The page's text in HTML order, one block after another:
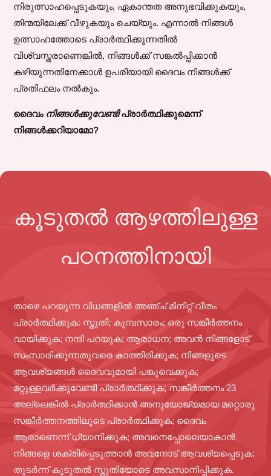
നിരുത്സാഹപ്പെടുകയും, ഏകാന്തത അനുഭവിക്കുകയും,
തിന്മയിലേക്ക് വീഴുകയും ചെയ്യും. എന്നാൽ നിങ്ങൾ
ഉത്സാഹത്തോടെ പ്രാർത്ഥിക്കുന്നതിൽ
വിശ്വസ്തരാണെങ്കിൽ, നിങ്ങൾക്ക് സങ്കൽപ്പിക്കാൻ
കഴിയുന്നതിനേക്കാൾ ഉപരിയായി ദൈവം നിങ്ങൾക്ക്
പ്രതിഫലം നൽകും.
ദൈവം നിങ്ങൾക്കുവേണ്ടിപ്രാർത്ഥിക്കുമെന്ന്
നിങ്ങൾക്കറിയാമോ?
കൂടുതൽ ആഴത്തിലുള്ള
പഠനത്തിനായി
താഴെ പറയുന്ന വിധങ്ങളിൽ അഞ്ച് മിനിറ്റ് വീതം
പ്രാർത്ഥിക്കുക: സ്തുതി; കുമ്പസാരം; ഒരു സങ്കീർത്തനം
വായിക്കുക; നന്ദി പറയുക; ആരാധന; അവൻ നിങ്ങളോട്
സംസാരിക്കുന്നതുവരെ കാത്തിരിക്കുക; നിങ്ങളുടെ
ആവശ്യങ്ങൾ ദൈവവുമായി പങ്കുവെക്കുക;
മറ്റുള്ളവർക്കുവേണ്ടി പ്രാർത്ഥിക്കുക; സങ്കീർത്തനം 23
അല്ലെങ്കിൽ പ്രാർത്ഥിക്കാൻ അനുയോജ്യമായ മറ്റൊരു
സങ്കീർത്തനത്തിലൂടെ പ്രാർത്ഥിക്കുക; ദൈവം
ആരാണെന്ന് ധ്യാനിക്കുക; അവനെപ്പോലെയാകാൻ
നിങ്ങളെ ശക്തിപ്പെടുത്താൻ അവനോട് ആവശ്യപ്പെടുക;
തുടർന്ന് കൂടുതൽ സ്തുതിയോടെ അവസാനിപ്പിക്കുക.